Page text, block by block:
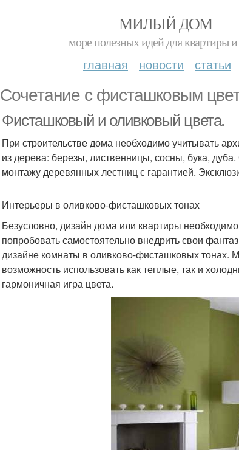
МИЛЫЙ ДОМ
море полезных идей для квартиры
главная новости статьи
Сочетание с фисташковым
Фисташковый и оливковый цвета.
При строительстве дома необходимо учитывать
из дерева: березы, лиственницы, сосны, бука,
монтажу деревянных лестниц с гарантией.
Интерьеры в оливково-фисташковых тонах
Безусловно, дизайн дома или квартиры
попробовать самостоятельно внедрить свои
дизайне комнаты в оливково-фисташковых тонах.
возможность использовать как теплые, так и
гармоничная игра цвета.